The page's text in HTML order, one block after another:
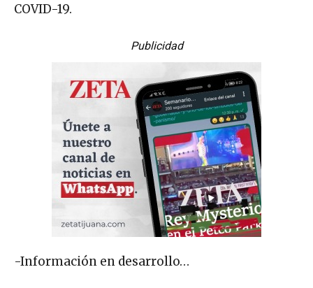
COVID-19.
Publicidad
-Información en desarrollo…